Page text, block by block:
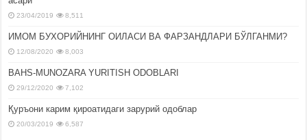
23/04/2019 8,511
ИМОМ БУХОРИЙНИНГ ОИЛАСИ ВА ФАРЗАНДЛАРИ БЎЛГАНМИ?
12/08/2020 8,003
BAHS-MUNOZARA YURITISH ODOBLARI
29/12/2020 7,102
Қуръони карим қироатидаги зарурий одоблар
20/03/2019 6,587